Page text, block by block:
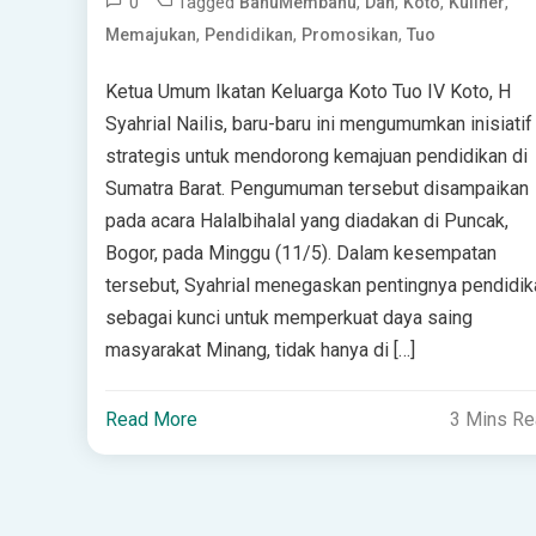
Memajukan, Pendidikan, Promosikan, Tuo
Ketua Umum Ikatan Keluarga Koto Tuo IV Koto, H
Syahrial Nailis, baru-baru ini mengumumkan inisiatif
strategis untuk mendorong kemajuan pendidikan di
Sumatra Barat. Pengumuman tersebut disampaikan
pada acara Halalbihalal yang diadakan di Puncak,
Bogor, pada Minggu (11/5). Dalam kesempatan
tersebut, Syahrial menegaskan pentingnya
sebagai kunci untuk memperkuat daya saing
masyarakat Minang, tidak hanya di […]
Read More 3 Mins